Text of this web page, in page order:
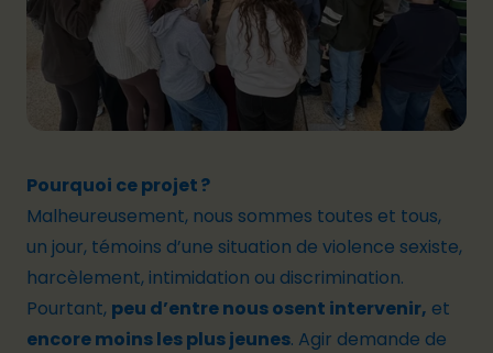
Pourquoi ce projet ?
Malheureusement, nous sommes toutes et tous,
un jour, témoins d’une situation de violence sexiste,
harcèlement, intimidation ou discrimination.
Pourtant, peu d’entre nous osent intervenir, et
encore moins les plus jeunes. Agir demande de